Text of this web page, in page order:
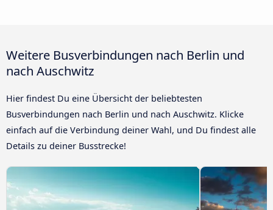
Weitere Busverbindungen nach Berlin und
nach Auschwitz
Hier findest Du eine Übersicht der beliebtesten
Busverbindungen nach Berlin und nach Auschwitz. Klicke
einfach auf die Verbindung deiner Wahl, und Du findest alle
Details zu deiner Busstrecke!